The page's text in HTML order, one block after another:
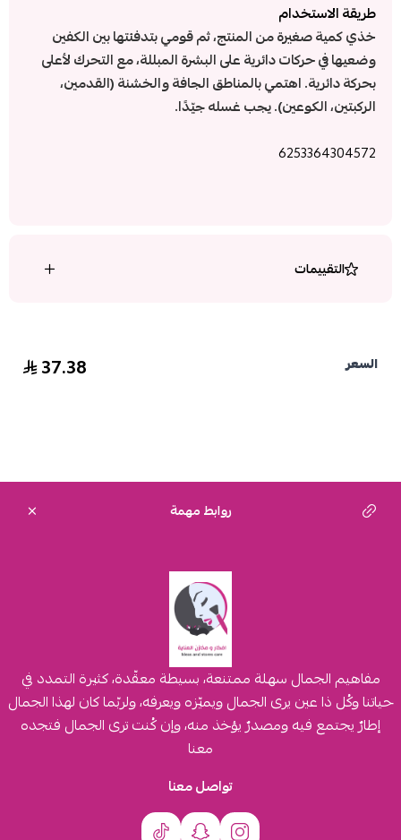
طريقة الاستخدام
خذي كمية صغيرة من المنتج، ثم قومي بتدفئتها بين الكفين
وضعيها في حركات دائرية على البشرة المبللة، مع التحرك لأعلى
بحركة دائرية. اهتمي بالمناطق الجافة والخشنة (القدمين،
الركبتين، الكوعين). يجب غسله جيّدًا.
6253364304572
التقييمات
السعر 37.38
روابط مهمة
مفاهيم الجمال سهلة ممتنعة، بسيطة معقّدة، كثيرة التمدد في
حياتنا وكُل ذا عين يرى الجمال ويميّزه ويعرفه، ولربّما كان لهذا الجمال
إطارٌ يجتمع فيه ومصدرٌ يؤخذ منه، وإن كُنت ترى الجمال فتجده
معنا
تواصل معنا